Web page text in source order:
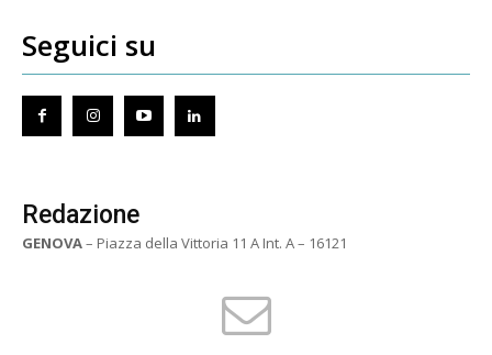
Seguici su
Redazione
GENOVA– Piazza della Vittoria 11 A Int. A – 16121